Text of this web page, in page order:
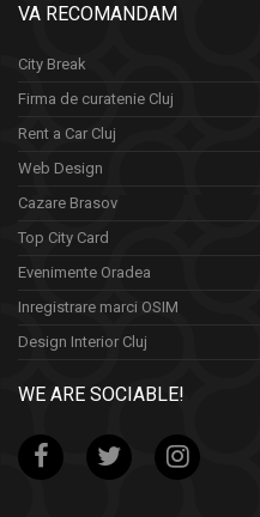
VA RECOMANDAM
City Break
Firma de curatenie Cluj
Rent a Car Cluj
Web Design
Cazare Brasov
Top City Card
Evenimente Oradea
Inregistrare marci OSIM
Design Interior Cluj
WE ARE SOCIABLE!